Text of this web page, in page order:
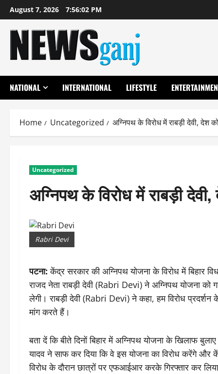
Skip
to
content
August 7, 2026 7:56:03 PM
NATIONAL INTERNATIONAL LIFESTYLE
Home Uncategorized अग्निपथ के विरोध में राबड़ी देवी, देश
Uncategorized
अग्निपथ के विरोध में राबड़ी
Rabri Devi
पटना: केंद्र सरकार की अग्निपथ योजना के विरोध में बिहार
राजद नेता राबड़ी देवी (Rabri Devi) ने अग्निपथ योजना को
लेगी। राबड़ी देवी (Rabri Devi) ने कहा, हम विरोध
मांग करते हैं।
बता दें कि बीते दिनों बिहार में अग्निपथ योजना के खिलाफ
यादव ने साफ कर दिया कि वे इस योजना का विरोध करेंगे और
विरोध के दौरान छात्रों पर एफआईआर करके गिरफ्तार कर